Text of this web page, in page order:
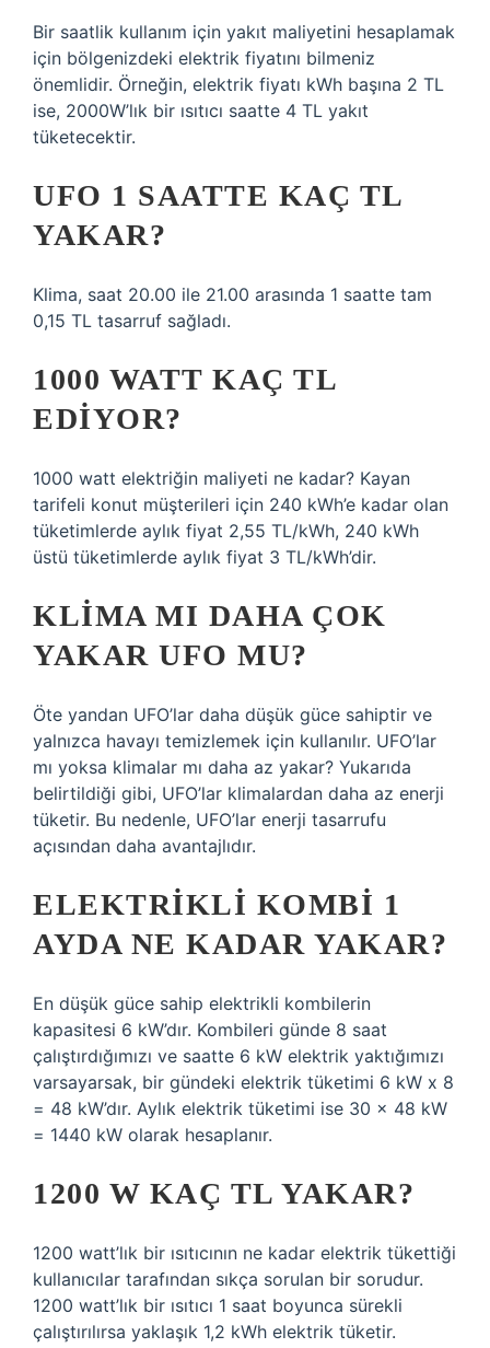
Bir saatlik kullanım için yakıt maliyetini hesaplamak
için bölgenizdeki elektrik fiyatını bilmeniz
önemlidir. Örneğin, elektrik fiyatı kWh başına 2 TL
ise, 2000W’lık bir ısıtıcı saatte 4 TL yakıt
tüketecektir.
UFO 1 SAATTE KAÇ TL
YAKAR?
Klima, saat 20.00 ile 21.00 arasında 1 saatte tam
0,15 TL tasarruf sağladı.
1000 WATT KAÇ TL
EDIYOR?
1000 watt elektriğin maliyeti ne kadar? Kayan
tarifeli konut müşterileri için 240 kWh’e kadar olan
tüketimlerde aylık fiyat 2,55 TL/kWh, 240 kWh
üstü tüketimlerde aylık fiyat 3 TL/kWh’dir.
KLIMA MI DAHA ÇOK
YAKAR UFO MU?
Öte yandan UFO’lar daha düşük güce sahiptir ve
yalnızca havayı temizlemek için kullanılır. UFO’lar
mı yoksa klimalar mı daha az yakar? Yukarıda
belirtildiği gibi, UFO’lar klimalardan daha az enerji
tüketir. Bu nedenle, UFO’lar enerji tasarrufu
açısından daha avantajlıdır.
ELEKTRIKLI KOMBI 1
AYDA NE KADAR YAKAR?
En düşük güce sahip elektrikli kombilerin
kapasitesi 6 kW’dır. Kombileri günde 8 saat
çalıştırdığımızı ve saatte 6 kW elektrik yaktığımızı
varsayarsak, bir gündeki elektrik tüketimi 6 kW x 8
= 48 kW’dır. Aylık elektrik tüketimi ise 30 x 48 kW
= 1440 kW olarak hesaplanır.
1200 W KAÇ TL YAKAR?
1200 watt’lık bir ısıtıcının ne kadar elektrik tükettiği
kullanıcılar tarafından sıkça sorulan bir sorudur.
1200 watt’lık bir ısıtıcı 1 saat boyunca sürekli
çalıştırılırsa yaklaşık 1,2 kWh elektrik tüketir.